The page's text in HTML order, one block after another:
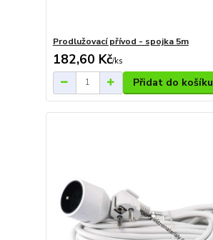
Prodlužovací přívod - spojka 5m
182,60 Kč/ks
Přidat do košíku